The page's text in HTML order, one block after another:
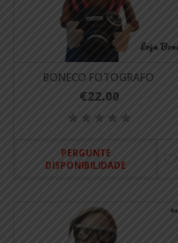
BONECO FOTOGRAFO
€22.00
PERGUNTE
DISPONIBILIDADE